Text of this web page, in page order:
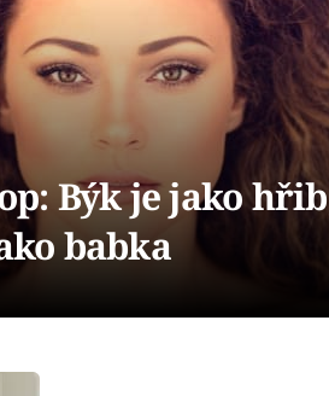
Býk je jako
babka